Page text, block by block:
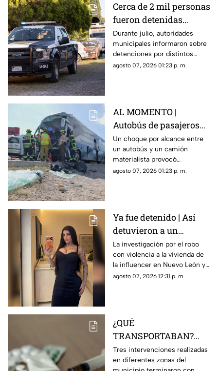
Cerca de 2 mil personas
fueron detenidas
durante Julio en
Querétaro; estos fueron
los principales motivos
Durante julio, autoridades
municipales informaron sobre
detenciones por distintos
delitos y faltas administrativas.
agosto 07, 2026 01:23 p. m.
AL MOMENTO |
Autobús de pasajeros
sufr3 aparatoso choque
en la carretera 57
Un choque por alcance entre
un autobús y un camión
materialista provocó
afectaciones en la carretera
agosto 07, 2026 01:23 p. m.
Ya fue detenido | Así
detuvieron a un
presunto responsable
del robo a la casa de
Karely Ruiz
La investigación por el robo
con violencia a la vivienda de
la influencer en Nuevo León ya
tiene a un primer detenido.
agosto 07, 2026 12:31 p. m.
¿QUÉ
TRANSPORTABAN?
Tres personas son
detenidas en posesión
Tres intervenciones realizadas
en diferentes zonas del